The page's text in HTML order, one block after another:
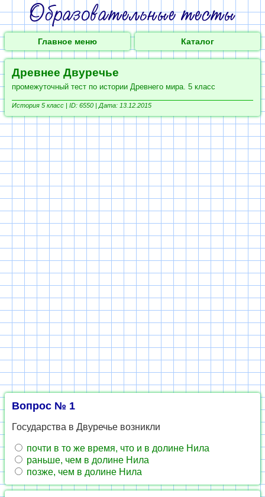
Главное меню Каталог
Древнее Двуречье
промежуточный тест по истории Древнего мира. 5 класс
История 5 класс | ID: 6550 | Дата: 13.12.2015
Вопрос № 1
Государства в Двуречье возникли
почти в то же время, что и в долине Нила
раньше, чем в долине Нила
позже, чем в долине Нила